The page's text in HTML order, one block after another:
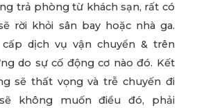
trả phòng từ khách sạn, rất có
rời khỏi sân bay hoặc nhà ga.
dịch vụ vận chuyển & trên
do sự cố động cơ nào đó. Kết
sẽ thất vọng và trễ chuyến đi
không muốn điều đó, phải